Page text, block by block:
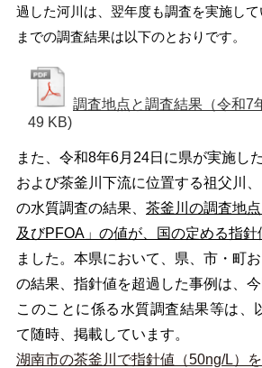
過した河川は、翌年度も調査を実施し
までの調査結果は以下のとおりです。
調査地点と調査結果（令和7
49 KB)
また、令和8年6月24日に県が実施し
および茶釜川下流に位置する祖父川
の水質調査の結果、 茶釜川の調査地
及びPFOA」の値が、国の定める指針
ました。本県において、県、市・町
の結果、指針値を超過した事例は、今
このことに係る水質調査結果等は、
て随時、掲載しています。
湖南市の茶釜川で指針値（50ng/L）